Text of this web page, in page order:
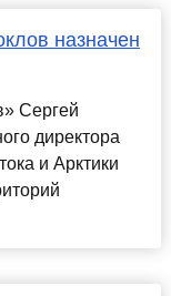
назначен
Сергей
директора
и Арктики